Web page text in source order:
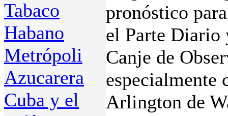
Tabaco
Habano
Metrópoli
Azucarera
Cuba y el
pronóstico
el Parte Diario
Canje de
especialmente
Arlington de